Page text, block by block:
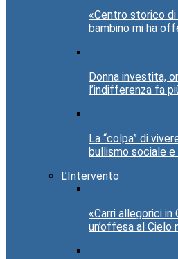
«Centro storico di
bambino mi ha
Donna investita,
l’indifferenza fa
La “colpa” di
bullismo sociale
L’Intervento
«Carri allegorici in
un’offesa al Cielo